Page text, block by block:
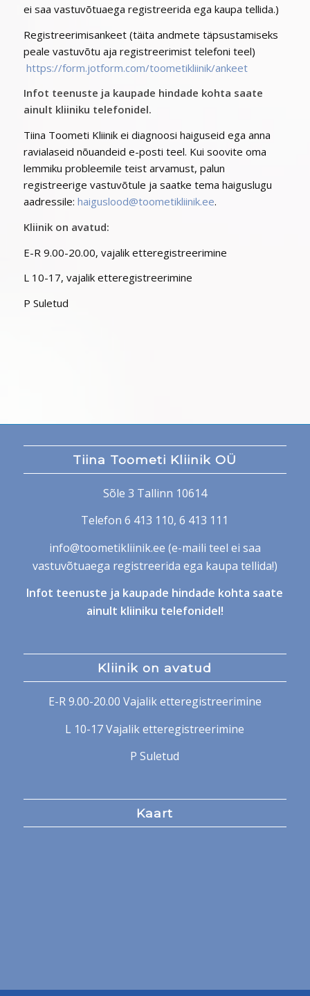
ei saa vastuvõtuaega registreerida ega kaupa tellida.)
Registreerimisankeet (täita andmete täpsustamiseks
peale vastuvõtu aja registreerimist telefoni teel)
https://form.jotform.com/toometikliinik/ankeet
Infot teenuste ja kaupade hindade kohta saate
ainult kliiniku telefonidel.
Tiina Toometi Kliinik ei diagnoosi haiguseid ega anna
ravialaseid nõuandeid e-posti teel. Kui soovite oma
lemmiku probleemile teist arvamust, palun
registreerige vastuvõtule ja saatke tema haiguslugu
aadressile: haiguslood@toometikliinik.ee.
Kliinik on avatud:
E-R 9.00-20.00, vajalik etteregistreerimine
L 10-17, vajalik etteregistreerimine
P Suletud
Tiina Toometi Kliinik OÜ
Sõle 3 Tallinn 10614
Telefon6 413 110,6 413 111
info@toometikliinik.ee (e-maili teel ei saa
vastuvõtuaega registreerida ega kaupa tellida!)
Infot teenuste ja kaupade hindade kohta saate
ainult kliiniku telefonidel!
Kliinik on avatud
E-R 9.00-20.00 Vajalik etteregistreerimine
L 10-17 Vajalik etteregistreerimine
P Suletud
Kaart